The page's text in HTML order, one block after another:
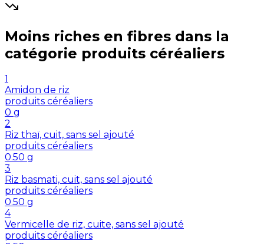
Moins riches en fibres dans la
catégorie produits céréaliers
1
Amidon de riz
produits céréaliers
0 g
2
Riz thaï, cuit, sans sel ajouté
produits céréaliers
0.50 g
3
Riz basmati, cuit, sans sel ajouté
produits céréaliers
0.50 g
4
Vermicelle de riz, cuite, sans sel ajouté
produits céréaliers